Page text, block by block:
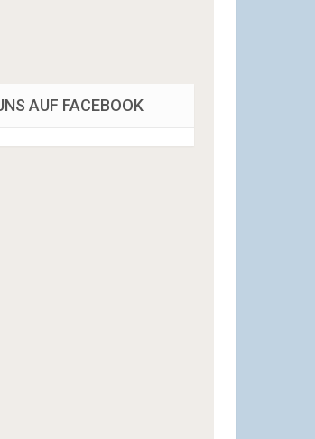
AUF FACEBOOK